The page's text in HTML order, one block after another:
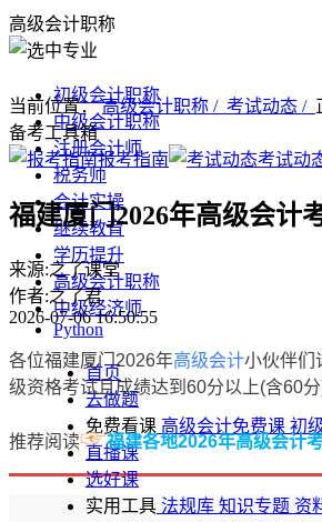
高级会计职称
初级会计职称
中级会计职称
注册会计师
税务师
会计实操
继续教育
学历提升
高级会计职称
中级经济师
Python
首页
去做题
免费看课 高级会计免费课 初
直播课
选好课
实用工具 法规库 知识专题 资
当前位置：高级会计职称 / 考试动态 /
备考工具箱
报考指南
考试动
福建厦门2026年高级会计
来源:之了课堂
作者:之了君
2026-07-06 16:50:55
各位福建厦门2026年高级会计小伙伴们
级资格考试且成绩达到60分以上(含60
推荐阅读☞福建各地2026年高级会计